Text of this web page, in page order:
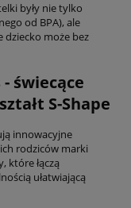
były nie tylko
od BPA), ale
dziecko może bez
świecące
S-Shape
innowacyjne
rodziców marki
które łączą
ułatwiającą